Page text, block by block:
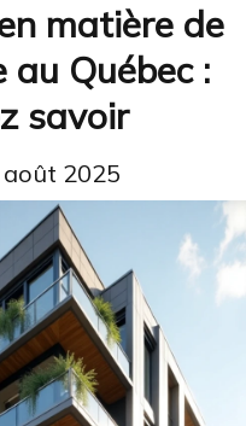
matière de
Québec :
savoir
2025